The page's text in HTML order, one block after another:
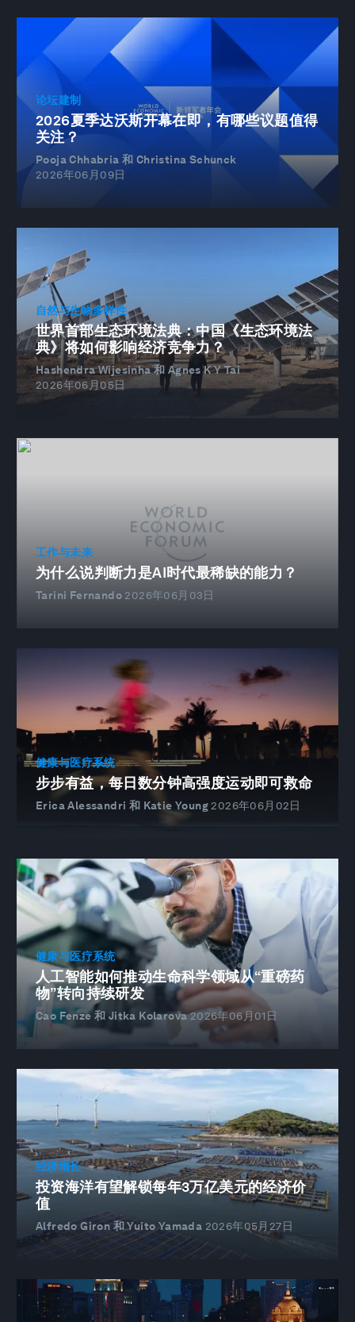
论坛建制
2026夏季达沃斯开幕在即，有哪些议题值得
关注？
Pooja Chhabria 和 Christina Schunck
2026年06月09日
自然与生物多样性
世界首部生态环境法典：中国《生态环境法
典》将如何影响经济竞争力？
Hashendra Wijesinha 和 Agnes K Y Tai
2026年06月05日
工作与未来
为什么说判断力是AI时代最稀缺的能力？
Tarini Fernando 2026年06月03日
健康与医疗系统
步步有益，每日数分钟高强度运动即可救命
Erica Alessandri 和 Katie Young 2026年06月02日
健康与医疗系统
人工智能如何推动生命科学领域从“重磅药
物”转向持续研发
Cao Fenze 和 Jitka Kolarova 2026年06月01日
经济增长
投资海洋有望解锁每年3万亿美元的经济价
值
Alfredo Giron 和 Yuito Yamada 2026年05月27日